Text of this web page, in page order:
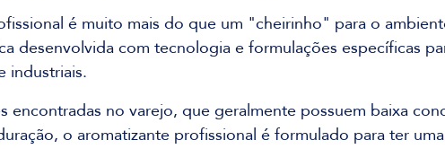
é muito mais do que um "cheirinho" para o
desenvolvida com tecnologia e formulações específicas
industriais.
encontradas no varejo, que geralmente possuem baixa
o aromatizante profissional é formulado para ter uma